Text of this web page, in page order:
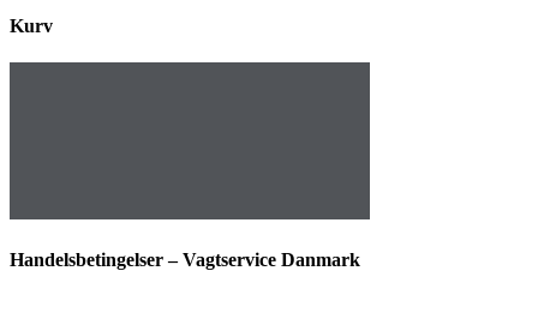
Kurv
Handelsbetingelser – Vagtservice Danmark